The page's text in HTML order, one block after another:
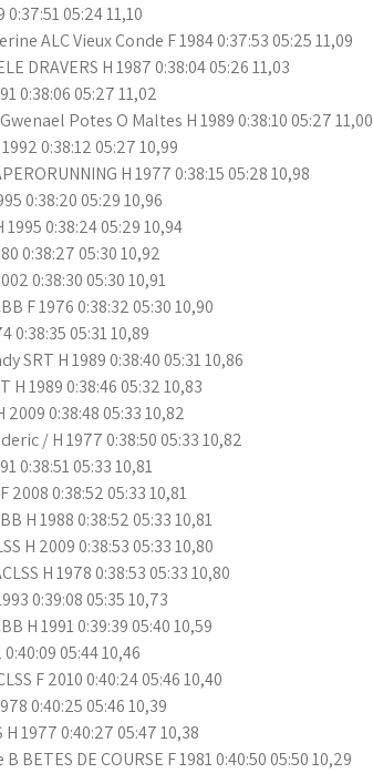
0:37:51 05:24 11,10
ALC Vieux Conde F 1984 0:37:53 05:25 11,09
DRAVERS H 1987 0:38:04 05:26 11,03
0:38:06 05:27 11,02
Potes O Maltes H 1989 0:38:10 05:27 11,00
0:38:12 05:27 10,99
H 1977 0:38:15 05:28 10,98
0:38:20 05:29 10,96
1995 0:38:24 05:29 10,94
0:38:27 05:30 10,92
0:38:30 05:30 10,91
F 1976 0:38:32 05:30 10,90
0:38:35 05:31 10,89
SRT H 1989 0:38:40 05:31 10,86
H 1989 0:38:46 05:32 10,83
0:38:48 05:33 10,82
/ H 1977 0:38:50 05:33 10,82
0:38:51 05:33 10,81
2008 0:38:52 05:33 10,81
H 1988 0:38:52 05:33 10,81
H 2009 0:38:53 05:33 10,80
H 1978 0:38:53 05:33 10,80
0:39:08 05:35 10,73
H 1991 0:39:39 05:40 10,59
05:44 10,46
F 2010 0:40:24 05:46 10,40
0:40:25 05:46 10,39
H 1977 0:40:27 05:47 10,38
BETES DE COURSE F 1981 0:40:50 05:50 10,29